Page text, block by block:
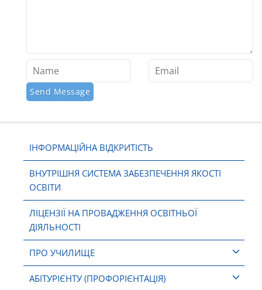
ІНФОРМАЦІЙНА ВІДКРИТІСТЬ
ВНУТРІШНЯ СИСТЕМА ЗАБЕЗПЕЧЕННЯ ЯКОСТІ
ОСВІТИ
ЛІЦЕНЗІЇ НА ПРОВАДЖЕННЯ ОСВІТНЬОЇ
ДІЯЛЬНОСТІ
ПРО УЧИЛИЩЕ
АБІТУРІЄНТУ (ПРОФОРІЄНТАЦІЯ)